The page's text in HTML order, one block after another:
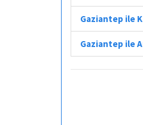
Gaziantep ile
Gaziantep ile